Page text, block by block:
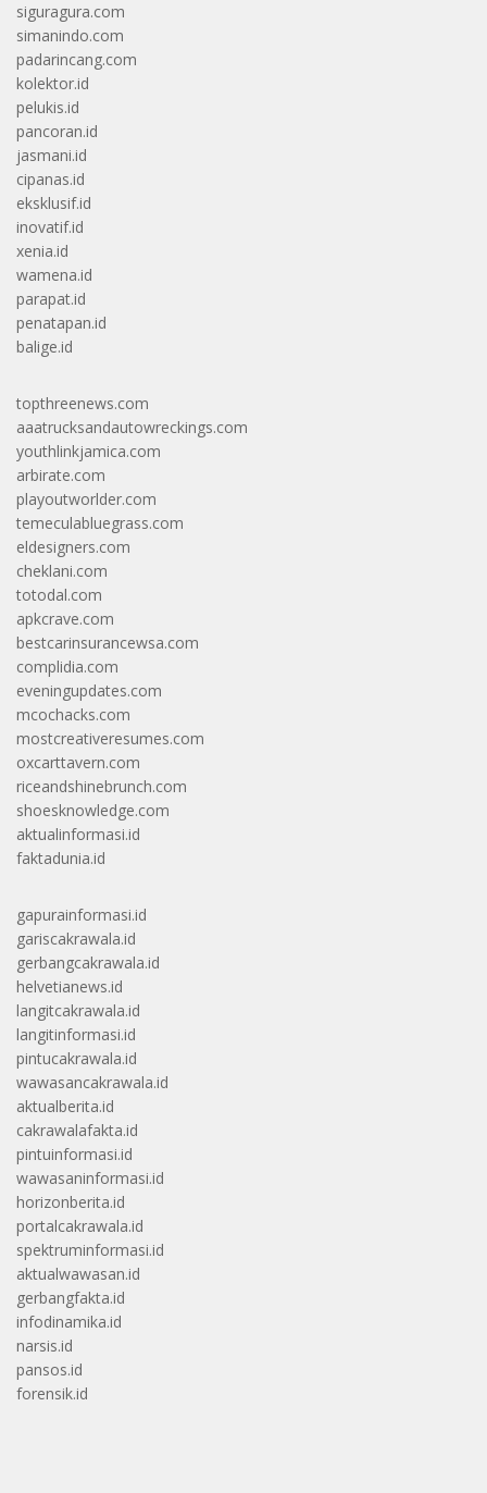
siguragura.com
simanindo.com
padarincang.com
kolektor.id
pelukis.id
pancoran.id
jasmani.id
cipanas.id
eksklusif.id
inovatif.id
xenia.id
wamena.id
parapat.id
penatapan.id
balige.id
topthreenews.com
aaatrucksandautowreckings.com
youthlinkjamica.com
arbirate.com
playoutworlder.com
temeculabluegrass.com
eldesigners.com
cheklani.com
totodal.com
apkcrave.com
bestcarinsurancewsa.com
complidia.com
eveningupdates.com
mcochacks.com
mostcreativeresumes.com
oxcarttavern.com
riceandshinebrunch.com
shoesknowledge.com
aktualinformasi.id
faktadunia.id
gapurainformasi.id
gariscakrawala.id
gerbangcakrawala.id
helvetianews.id
langitcakrawala.id
langitinformasi.id
pintucakrawala.id
wawasancakrawala.id
aktualberita.id
cakrawalafakta.id
pintuinformasi.id
wawasaninformasi.id
horizonberita.id
portalcakrawala.id
spektruminformasi.id
aktualwawasan.id
gerbangfakta.id
infodinamika.id
narsis.id
pansos.id
forensik.id